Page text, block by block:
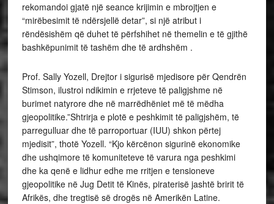
rekomandoi gjatë një seance krijimin e mbrojtjen e
“mirëbesimit të ndërsjellë detar”, si një atribut i
rëndësishëm që duhet të përfshihet në themelin e të gjithë
bashkëpunimit të tashëm dhe të ardhshëm .
Prof. Sally Yozell, Drejtor i sigurisë mjedisore për Qendrën
Stimson, ilustroi ndikimin e rrjeteve të paligjshme në
burimet natyrore dhe në marrëdhëniet më të mëdha
gjeopolitike.”Shtrirja e plotë e peshkimit të paligjshëm, të
parregulluar dhe të parroportuar (IUU) shkon përtej
mjedisit”, thotë Yozell. “Kjo kërcënon sigurinë ekonomike
dhe ushqimore të komuniteteve të varura nga peshkimi
dhe ka qenë e lidhur edhe me rritjen e tensioneve
gjeopolitike në Jug Detit të Kinës, piraterisë jashtë bririt të
Afrikës, dhe tregtisë së drogës në Amerikën Latine.